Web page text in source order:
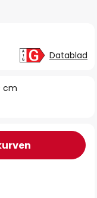
cm
Datablad